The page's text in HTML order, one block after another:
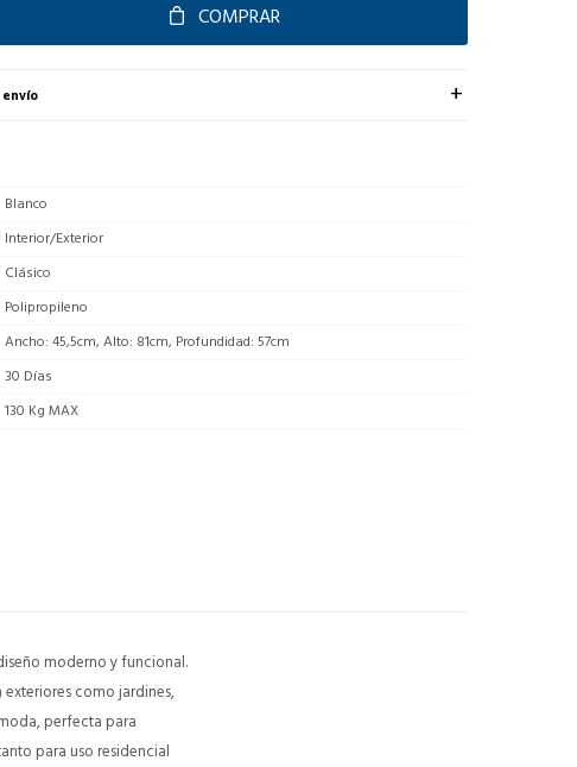
COMPRAR
Blanco
Interior/Exterior
Clásico
Polipropileno
Ancho: 45,5cm, Alto: 81cm, Profundidad: 57cm
30 Días
130 Kg MAX
moderno y funcional.
como jardines,
perfecta para
para uso residencial